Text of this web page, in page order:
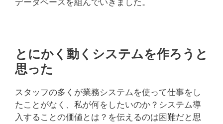
データベースを組んでいきました。
とにかく動くシステムを作ろうと
思った
スタッフの多くが業務システムを使って仕事をし
たことがなく、私が何をしたいのか？システム導
入することの価値とは？を伝えるのは困難だと思